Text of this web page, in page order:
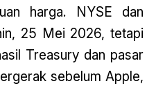
harga. NYSE dan
25 Mei 2026, tetapi
Treasury dan pasar
sebelum Apple,